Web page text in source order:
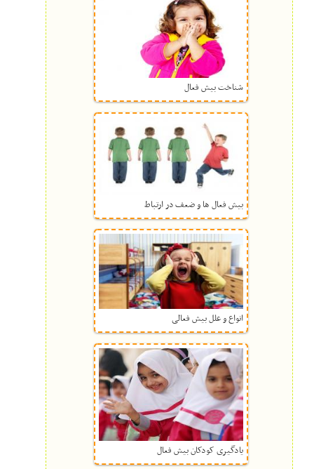
شناخت بیش فعال
بیش فعال ها و ضعف در ارتباط
انواع و علل بیش فعالی
یادگیری کودکان بیش فعال